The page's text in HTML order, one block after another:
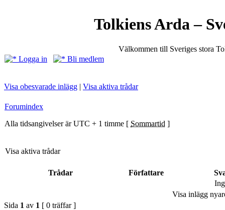
Tolkiens Arda –
Välkommen till Sveriges stora
Logga in
Bli medlem
Visa obesvarade inlägg | Visa aktiva trådar
Forumindex
Alla tidsangivelser är UTC + 1 timme [ Sommartid ]
Visa aktiva trådar
Trådar Författare
Visa inlägg
Sida 1 av 1 [ 0 träffar ]